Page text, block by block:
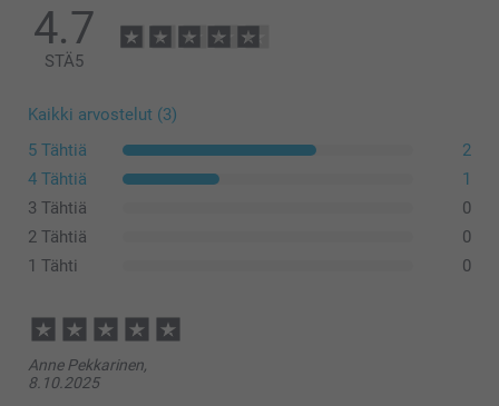
Silmälasikotelo
4.7
STÄ5
Kaikki arvostelut (3)
5 Tähtiä
2
4 Tähtiä
1
3 Tähtiä
0
2 Tähtiä
0
1 Tähti
0
Anne Pekkarinen,
8.10.2025